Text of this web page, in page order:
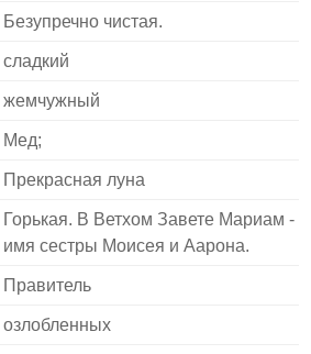
Безупречно чистая.
сладкий
жемчужный
Мед;
Прекрасная луна
Горькая. В Ветхом Завете Мариам -
имя сестры Моисея и Аарона.
Правитель
озлобленных